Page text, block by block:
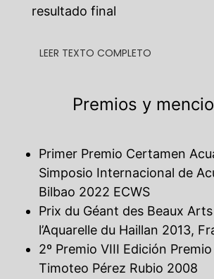
resultado final
LEER TEXTO COMPLETO
Premios y
Primer Premio Certamen
Simposio Internacional de
Bilbao 2022 ECWS
Prix du Géant des Beaux
l’Aquarelle du Haillan 2013,
2º Premio VIII Edición
Timoteo Pérez Rubio 2008